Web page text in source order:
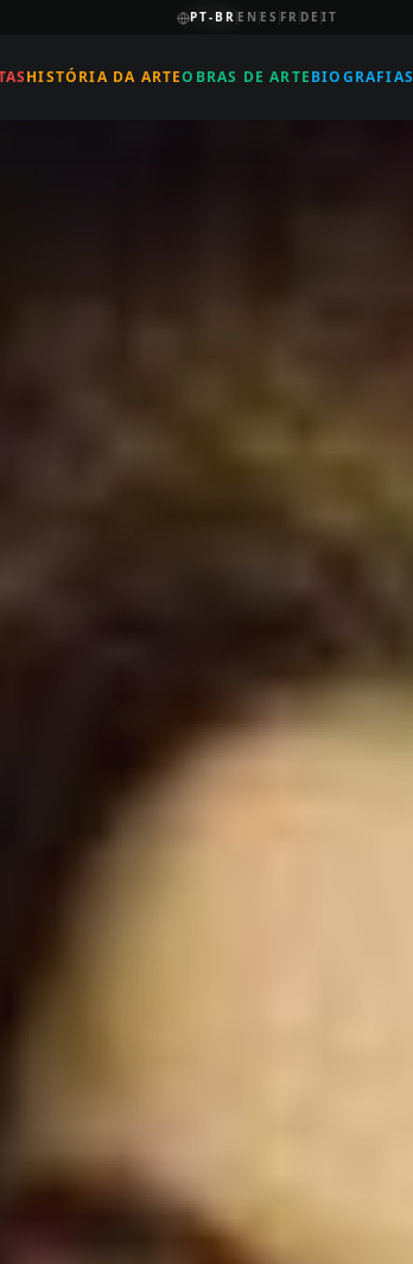
PT-BR EN ES FR DE IT
HISTÓRIA DA ARTEOBRAS DE ARTEBIOGRAFIAS